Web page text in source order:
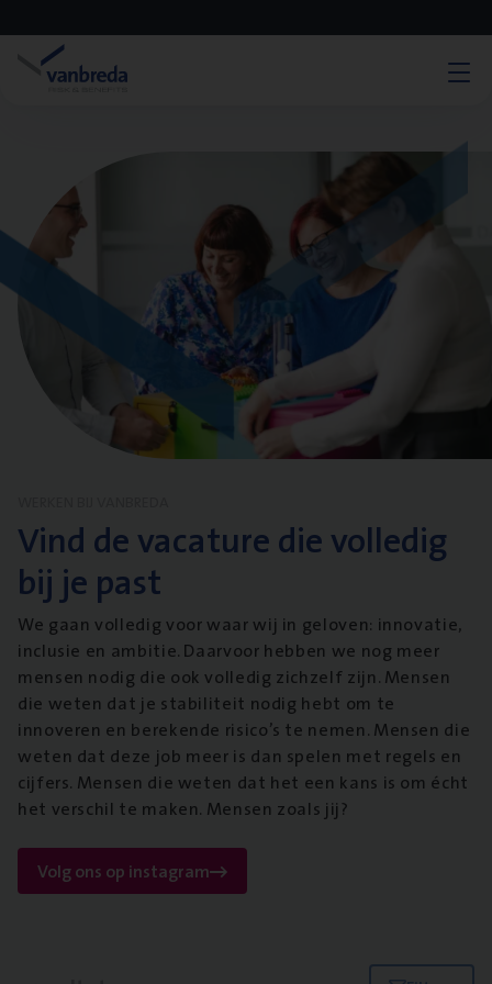
Vind de vacature die volledig
bij je past
We gaan volledig voor waar wij in geloven: innovatie,
inclusie en ambitie. Daarvoor hebben we nog meer
mensen nodig die ook volledig zichzelf zijn. Mensen
die weten dat je stabiliteit nodig hebt om te
innoveren en berekende risico’s te nemen. Mensen die
weten dat deze job meer is dan spelen met regels en
cijfers. Mensen die weten dat het een kans is om écht
het verschil te maken. Mensen zoals jij?
Volg ons op instagram